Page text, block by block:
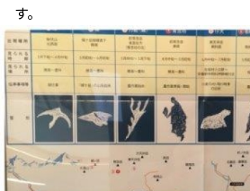
す。